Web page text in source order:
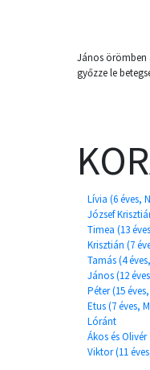
János örömben
győzze le
Lívia (6 éves,
József
Timea (13
Krisztián (7
Tamás (4
János (12
Péter (15
Etus (7 éves,
Lóránt
Ákos és Olivér
Viktor (11